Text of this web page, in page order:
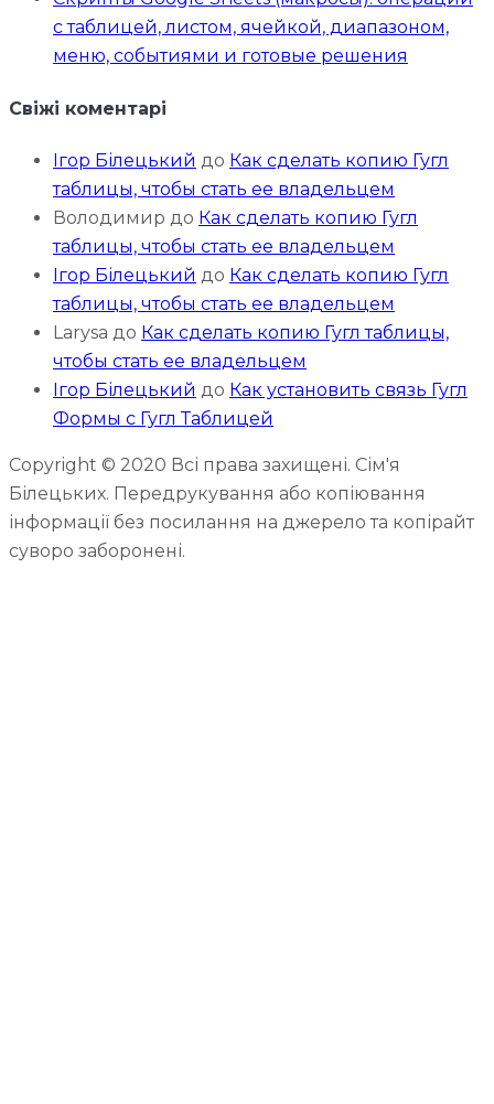
с таблицей, листом, ячейкой, диапазоном,
меню, событиями и готовые решения
Свіжі коментарі
Ігор Білецький до Как сделать копию Гугл
таблицы, чтобы стать ее владельцем
Володимир до Как сделать копию Гугл
таблицы, чтобы стать ее владельцем
Ігор Білецький до Как сделать копию Гугл
таблицы, чтобы стать ее владельцем
Larysa до Как сделать копию Гугл таблицы,
чтобы стать ее владельцем
Ігор Білецький до Как установить связь Гугл
Формы с Гугл Таблицей
Copyright © 2020 Всі права захищені. Сім'я
Білецьких. Передрукування або копіювання
інформації без посилання на джерело та копірайт
суворо заборонені.